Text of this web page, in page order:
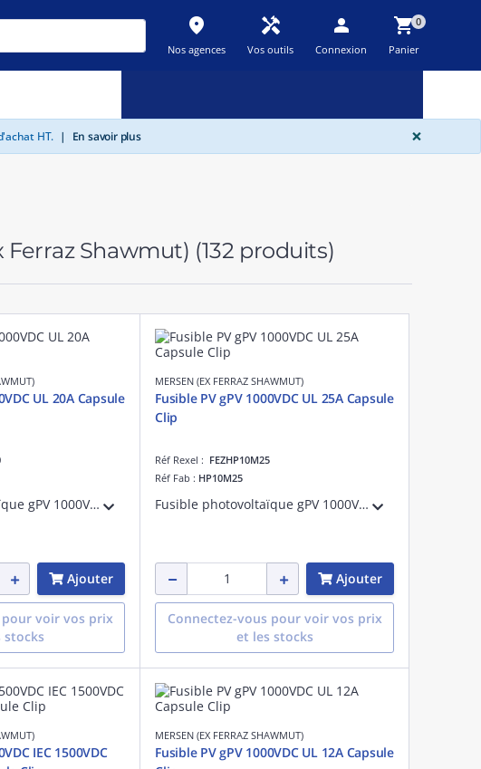
place
Nos agences
handyman
Vos outils
person
Connexion
shopping_cart0
Panier
HT. | En savoir plus ×
Ferraz Shawmut) (132 produits)
UL 20A Capsule
Fusible photovoltaïque gPV 1000VDC UL 20A Avec Capsule Pour Clip
Ajouter
voir vos prix
stocks
MERSEN (EX FERRAZ SHAWMUT)
Fusible PV gPV 1000VDC UL 25A Capsule
Clip
Réf Rexel : FEZHP10M25
Réf Fab : HP10M25
Fusible photovoltaïque gPV 1000VDC UL 25A Avec Capsule Pour Clip
Ajouter
Connectez-vous pour voir vos prix
et les stocks
IEC 1500VDC
MERSEN (EX FERRAZ SHAWMUT)
Fusible PV gPV 1000VDC UL 12A Capsule